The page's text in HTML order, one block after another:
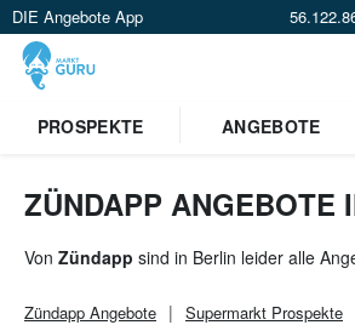
DIE Angebote App
PROSPEKTE ANGEBOTE
ZÜNDAPP ANGEBOTE
Von Zündapp sind in Berlin leider alle
Zündapp Angebote Supermarkt Prospekte